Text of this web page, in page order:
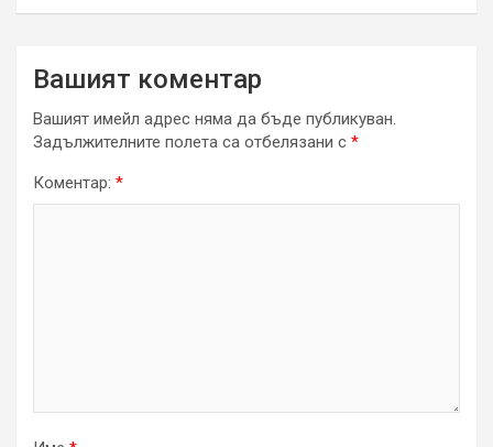
Вашият коментар
Вашият имейл адрес няма да бъде публикуван.
Задължителните полета са отбелязани с *
Коментар: *